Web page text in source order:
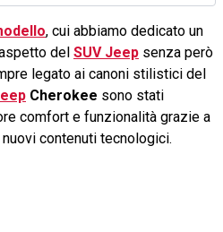
, cui abbiamo dedicato un
del SUV Jeep senza però
legato ai canoni stilistici del
Cherokee sono stati
comfort e funzionalità grazie a
contenuti tecnologici.